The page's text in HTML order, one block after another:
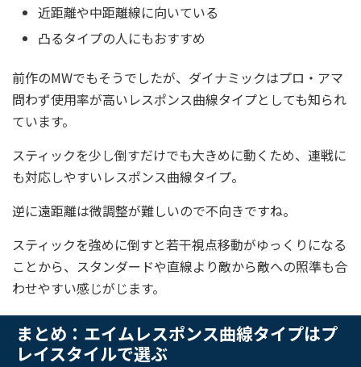
近距離や中距離線に向いている
凸るタイプの人にもおすすめ
前作のMWでもそうでしたが、ダイナミックはプロ・アマ
問わず使用率が高いレスポンス曲線タイプとしても知られ
ています。
スティックを少し倒すだけでも大きめに動くため、連戦に
も対応しやすいレスポンス曲線タイプ。
逆に遠距離は微調整が難しいので不向きですね。
スティックを強めに倒すと若干視点移動がゆっくりになる
ことから、スタンダードや直線より敵から敵への照準も合
わせやすい感じがじます。
まとめ：エイムレスポンス曲線タイプはプ
レイスタイルで選ぶ